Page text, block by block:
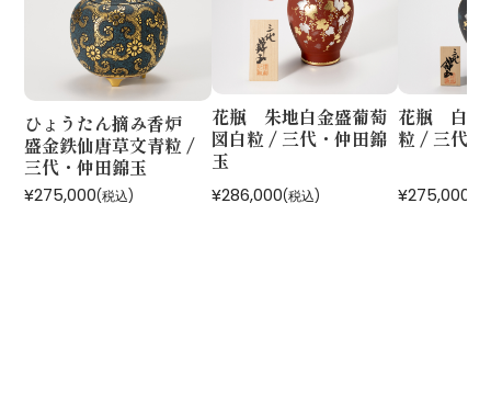
ひょうたん摘み香炉
盛金鉄仙唐草文青粒 /
三代・仲田錦玉
¥275,000(税込)
花瓶 朱地白金盛葡萄
図白粒 / 三代・仲田錦
玉
¥286,000(税込)
花瓶 白金
粒 / 三代・
¥275,000